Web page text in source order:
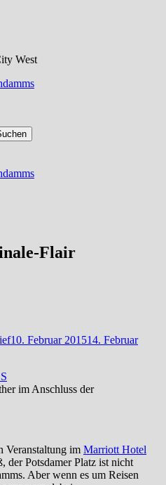
West
Flair
10. Februar 201514. Februar
im Anschluss der
Veranstaltung im Marriott Hotel
der Potsdamer Platz ist nicht
Aber wenn es um Reisen